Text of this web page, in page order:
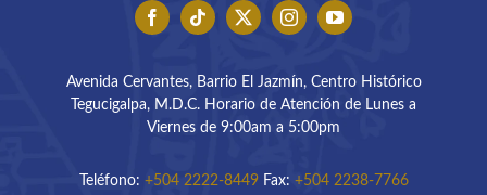
Avenida Cervantes, Barrio El Jazmín, Centro Histórico
Tegucigalpa, M.D.C. Horario de Atención de Lunes a
Viernes de 9:00am a 5:00pm
Teléfono: +504 2222-8449Fax: +504 2238-7766